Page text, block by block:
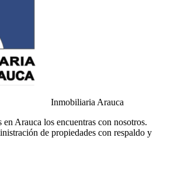
Inmobiliaria Arauca
Arauca los encuentras con nosotros.
de propiedades con respaldo y